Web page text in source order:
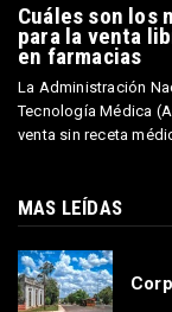
Cuáles son los
para la venta
en farmacias
La Administración
Tecnología Médica
venta sin receta
MAS LEÍDAS